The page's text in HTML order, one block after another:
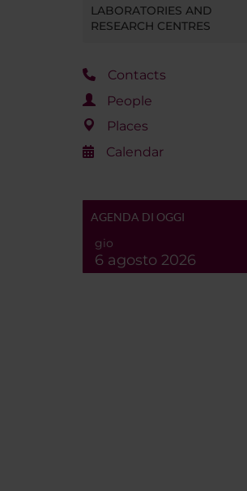
LABORATORIES AND
RESEARCH CENTRES
Contacts
People
Places
Calendar
AGENDA DI OGGI
gio
6 agosto 2026